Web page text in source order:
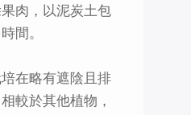
肉，以泥炭土包
間。
在略有遮陰且排
較於其他植物，